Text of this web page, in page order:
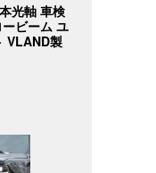
光軸 車検
ビーム ユ
VLAND製